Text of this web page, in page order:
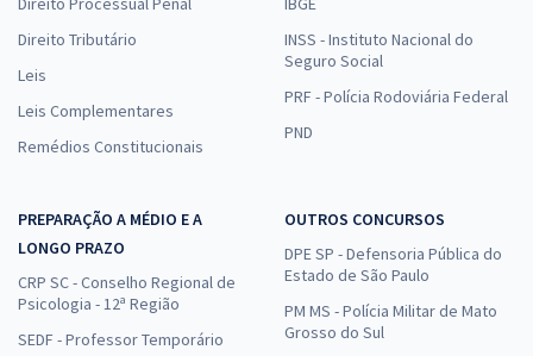
Direito Tributário
Leis
Leis Complementares
Remédios Constitucionais
INSS - Instituto Nacional do
Seguro Social
PRF - Polícia Rodoviária Federal
PND
PREPARAÇÃO A MÉDIO E A
LONGO PRAZO
CRP SC - Conselho Regional de
Psicologia - 12ª Região
SEDF - Professor Temporário
OUTROS CONCURSOS
DPE SP - Defensoria Pública do
Estado de São Paulo
PM MS - Polícia Militar de Mato
Grosso do Sul